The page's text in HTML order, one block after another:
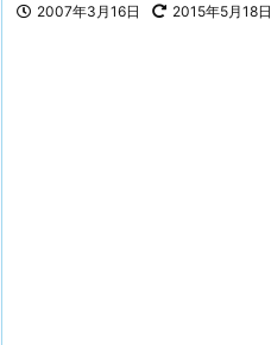
2007年3月16日 2015年5月18日